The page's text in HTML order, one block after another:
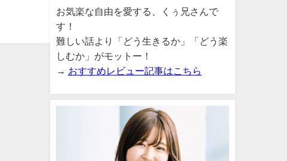
お気楽な自由を愛する、くぅ兄さんで
す！
難しい話より「どう生きるか」「どう楽
しむか」がモットー！
→ おすすめレビュー記事はこちら